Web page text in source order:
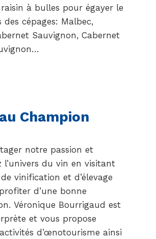
à bulles pour égayer le
des cépages: Malbec,
Sauvignon, Cabernet
Champion
notre passion et
l’univers du vin en visitant
vinification et d’élevage
d’une bonne
Véronique Bourrigaud est
et vous propose
d’œnotourisme ainsi